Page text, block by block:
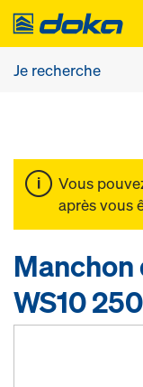
Vous
après vous
WS10 250